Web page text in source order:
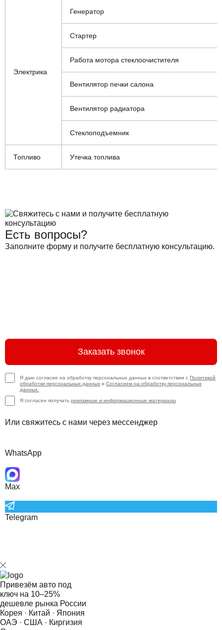
Электрика
Генератор
Стартер
Работа мотора стеклоочистителя
Вентилятор печки салона
Вентилятор радиатора
Стеклоподъемник
Топливо Утечка топлива
Есть вопросы?
Заполните форму и получите бесплатную консультацию.
Заказать звонок
Я даю согласие на обработку персональных данных в соответствии с Политикой
обработки персональных данных и Согласием на обработку персональных
данных.
Я согласен получать рекламные и информационные материалы
Или свяжитесь с нами через мессенджер
WhatsApp
Max
Telegram
Привезём авто под
ключ на 10–25%
дешевле рынка России
Корея · Китай · Япония
ОАЭ · США · Киргизия